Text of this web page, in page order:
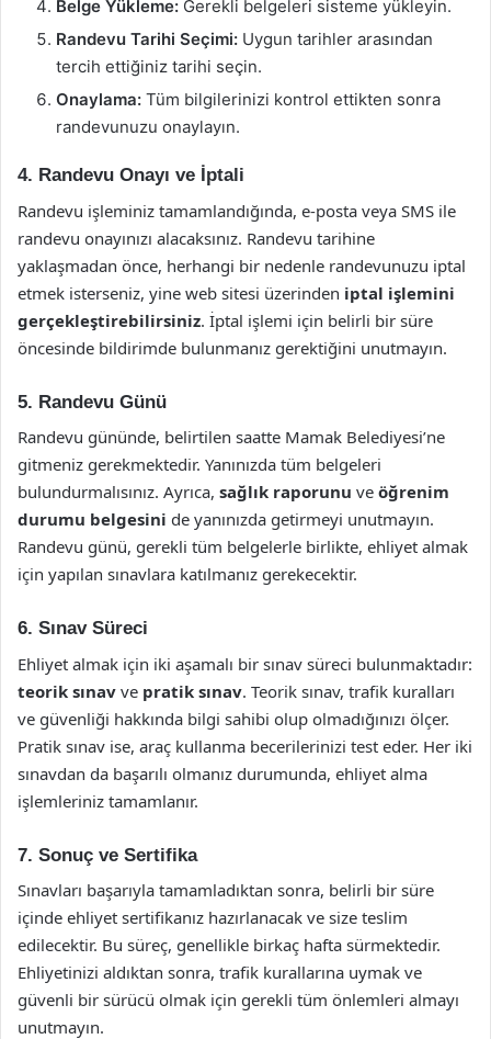
Belge Yükleme: Gerekli belgeleri sisteme yükleyin.
Randevu Tarihi Seçimi: Uygun tarihler arasından
tercih ettiğiniz tarihi seçin.
Onaylama: Tüm bilgilerinizi kontrol ettikten sonra
randevunuzu onaylayın.
4. Randevu Onayı ve İptali
Randevu işleminiz tamamlandığında, e-posta veya SMS ile
randevu onayınızı alacaksınız. Randevu tarihine
yaklaşmadan önce, herhangi bir nedenle randevunuzu iptal
etmek isterseniz, yine web sitesi üzerinden iptal işlemini
gerçekleştirebilirsiniz. İptal işlemi için belirli bir süre
öncesinde bildirimde bulunmanız gerektiğini unutmayın.
5. Randevu Günü
Randevu gününde, belirtilen saatte Mamak Belediyesi’ne
gitmeniz gerekmektedir. Yanınızda tüm belgeleri
bulundurmalısınız. Ayrıca, sağlık raporunu ve öğrenim
durumu belgesini de yanınızda getirmeyi unutmayın.
Randevu günü, gerekli tüm belgelerle birlikte, ehliyet almak
için yapılan sınavlara katılmanız gerekecektir.
6. Sınav Süreci
Ehliyet almak için iki aşamalı bir sınav süreci bulunmaktadır:
teorik sınav ve pratik sınav. Teorik sınav, trafik kuralları
ve güvenliği hakkında bilgi sahibi olup olmadığınızı ölçer.
Pratik sınav ise, araç kullanma becerilerinizi test eder. Her iki
sınavdan da başarılı olmanız durumunda, ehliyet alma
işlemleriniz tamamlanır.
7. Sonuç ve Sertifika
Sınavları başarıyla tamamladıktan sonra, belirli bir süre
içinde ehliyet sertifikanız hazırlanacak ve size teslim
edilecektir. Bu süreç, genellikle birkaç hafta sürmektedir.
Ehliyetinizi aldıktan sonra, trafik kurallarına uymak ve
güvenli bir sürücü olmak için gerekli tüm önlemleri almayı
unutmayın.